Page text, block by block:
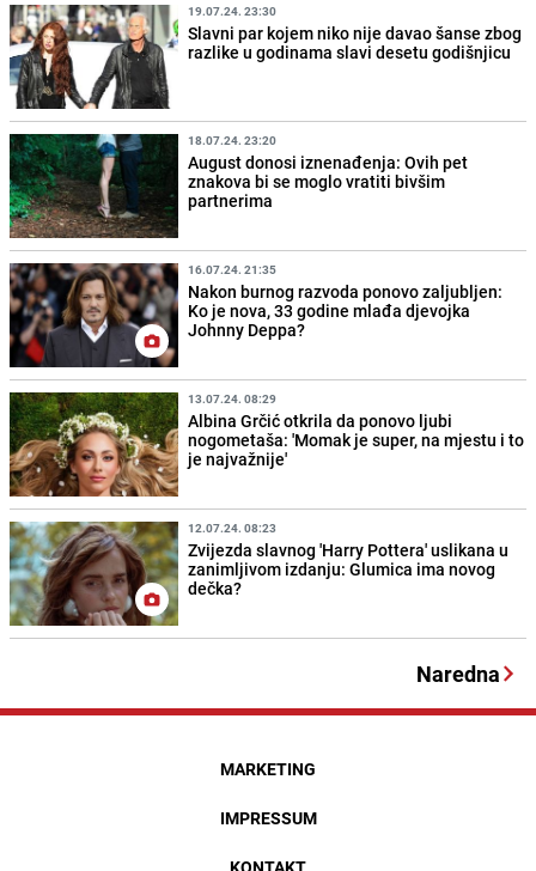
19.07.24. 23:30
Slavni par kojem niko nije davao šanse zbog
razlike u godinama slavi desetu godišnjicu
18.07.24. 23:20
August donosi iznenađenja: Ovih pet
znakova bi se moglo vratiti bivšim
partnerima
16.07.24. 21:35
Nakon burnog razvoda ponovo zaljubljen:
Ko je nova, 33 godine mlađa djevojka
Johnny Deppa?
13.07.24. 08:29
Albina Grčić otkrila da ponovo ljubi
nogometaša: 'Momak je super, na mjestu i to
je najvažnije'
12.07.24. 08:23
Zvijezda slavnog 'Harry Pottera' uslikana u
zanimljivom izdanju: Glumica ima novog
dečka?
Naredna
MARKETING
IMPRESSUM